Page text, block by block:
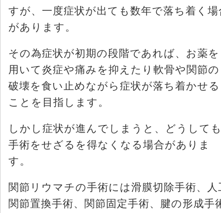
すが、一度症状が出ても数年で落ち着く場
があります。
その為症状が初期の段階であれば、お薬を
用いて炎症や痛みを抑えたり軟骨や関節の
破壊を食い止めながら症状が落ち着かせる
ことを目指します。
しかし症状が進んでしまうと、どうして
手術をせざるを得なくなる場合がありま
す。
関節リウマチの手術には滑膜切除手術、人
関節置換手術、関節固定手術、腱の形成手